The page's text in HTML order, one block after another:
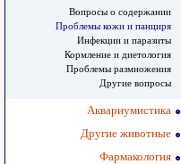
Вопросы о содержании
Проблемы кожи и панциря
Инфекции и паразиты
Кормление и диетология
Проблемы размножения
Другие вопросы
Аквариумистика
Другие животные
Фармакология